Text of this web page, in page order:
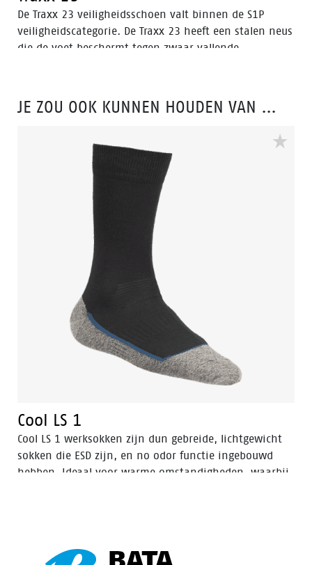
De Traxx 23 veiligheidsschoen valt binnen de S1P
veiligheidscategorie. De Traxx 23 heeft een stalen neus
die de voet beschermt tegen zwaar vallende
JE ZOU OOK KUNNEN HOUDEN VAN …
Cool LS 1
Cool LS 1 werksokken zijn dun gebreide, lichtgewicht
sokken die ESD zijn, en no odor functie ingebouwd
hebben. Ideaal voor warme omstandigheden, waarbij